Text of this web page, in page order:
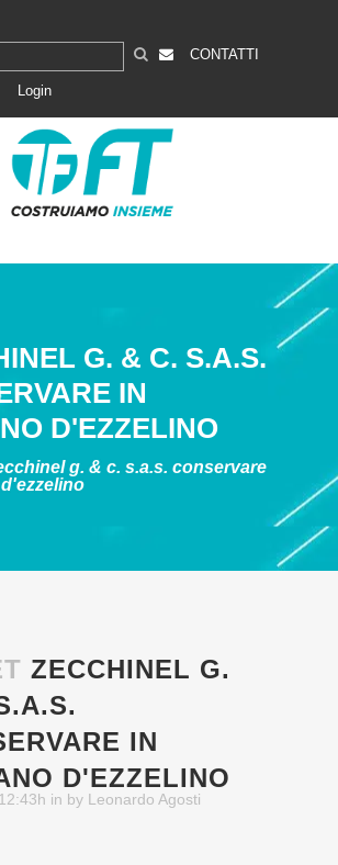
CONTATTI
Login
G. & C. S.A.S.
IN
D'EZZELINO
g. & c. s.a.s. conservare
ZECCHINEL G.
IN
D'EZZELINO
in by Leonardo Agosti